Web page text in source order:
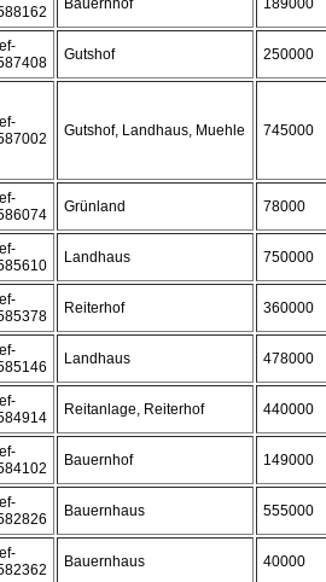
Bauernhof 189000
Gutshof 250000
Gutshof, Landhaus, Muehle 745000
Grünland 78000
Landhaus 750000
Reiterhof 360000
Landhaus 478000
Reitanlage, Reiterhof 440000
Bauernhof 149000
Bauernhaus 555000
Bauernhaus 40000